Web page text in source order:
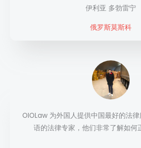
伊利亚 多勃雷宁
俄罗斯莫斯科
OIOLaw 为外国人提供中国最好的法
语的法律专家，他们非常了解如何